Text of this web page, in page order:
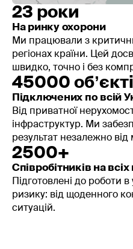
зафіксувати, що тренінг
23 роки
На ринку охорони
Ми працювали з
регіонах країни. Цей
швидко, точно і без
45000
Підключених по всій
Від приватної
інфраструктур. Ми
результат незалежно від
2500+
Співробітників на
Підготовлені до роботи
ризику: від щоденного
ситуацій.